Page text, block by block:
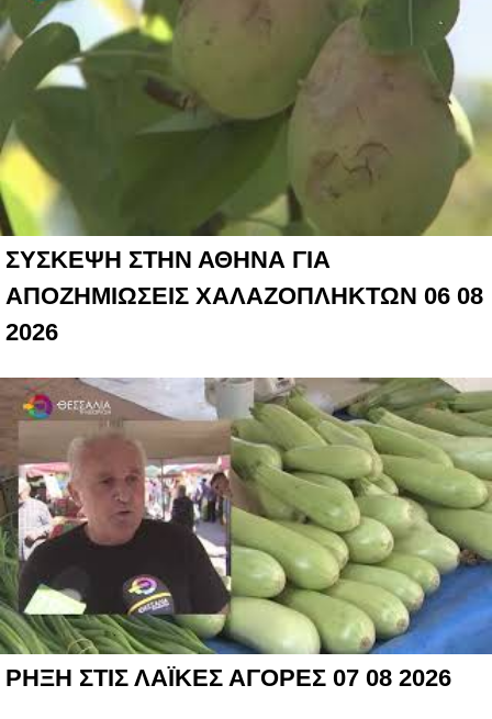
ΣΥΣΚΕΨΗ ΣΤΗΝ ΑΘΗΝΑ ΓΙΑ
ΑΠΟΖΗΜΙΩΣΕΙΣ ΧΑΛΑΖΟΠΛΗΚΤΩΝ 06 08
2026
ΡΗΞΗ ΣΤΙΣ ΛΑΪΚΕΣ ΑΓΟΡΕΣ 07 08 2026